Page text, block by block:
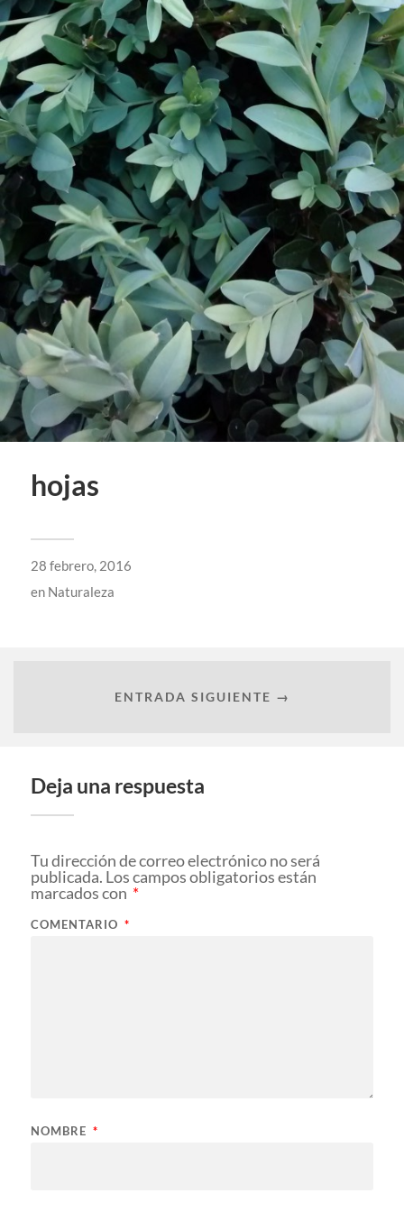
hojas
28 febrero, 2016
en Naturaleza
ENTRADA SIGUIENTE →
Deja una respuesta
Tu dirección de correo electrónico no será
publicada. Los campos obligatorios están
marcados con *
COMENTARIO *
NOMBRE *